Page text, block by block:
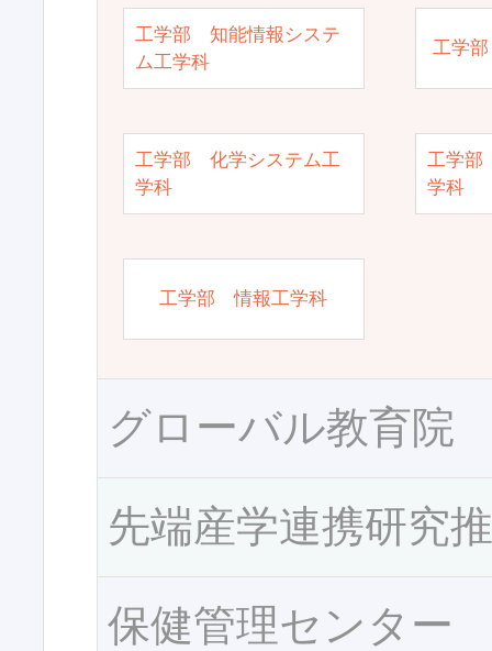
工学部 知能情報システ
ム工学科
工学
工学部 化学システム工
学科
工学部
学科
工学部 情報工学科
グローバル教育院
先端産学連携研究
保健管理センター